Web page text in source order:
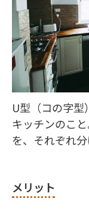
U型（コの字
キッチンのこ
を、それぞれ
メリット